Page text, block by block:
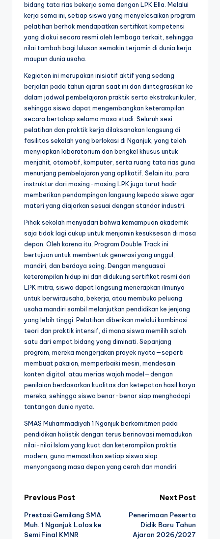
bidang tata rias bekerja sama dengan LPK Ella. Melalui
kerja sama ini, setiap siswa yang menyelesaikan program
pelatihan berhak mendapatkan sertifikat kompetensi
yang diakui secara resmi oleh lembaga terkait, sehingga
nilai tambah bagi lulusan semakin terjamin di dunia kerja
maupun dunia usaha.
Kegiatan ini merupakan inisiatif aktif yang sedang
berjalan pada tahun ajaran saat ini dan diintegrasikan ke
dalam jadwal pembelajaran praktik serta ekstrakurikuler,
sehingga siswa dapat mengembangkan keterampilan
secara bertahap selama masa studi. Seluruh sesi
pelatihan dan praktik kerja dilaksanakan langsung di
fasilitas sekolah yang berlokasi di Nganjuk, yang telah
menyiapkan laboratorium dan bengkel khusus untuk
menjahit, otomotif, komputer, serta ruang tata rias guna
menunjang pembelajaran yang aplikatif. Selain itu, para
instruktur dari masing-masing LPK juga turut hadir
memberikan pendampingan langsung kepada siswa agar
materi yang diajarkan sesuai dengan standar industri.
Pihak sekolah menyadari bahwa kemampuan akademik
saja tidak lagi cukup untuk menjamin kesuksesan di masa
depan. Oleh karena itu, Program Double Track ini
bertujuan untuk membentuk generasi yang unggul,
mandiri, dan berdaya saing. Dengan menguasai
keterampilan hidup ini dan didukung sertifikat resmi dari
LPK mitra, siswa dapat langsung menerapkan ilmunya
untuk berwirausaha, bekerja, atau membuka peluang
usaha mandiri sambil melanjutkan pendidikan ke jenjang
yang lebih tinggi. Pelatihan diberikan melalui kombinasi
teori dan praktik intensif, di mana siswa memilih salah
satu dari empat bidang yang diminati. Sepanjang
program, mereka mengerjakan proyek nyata—seperti
membuat pakaian, memperbaiki mesin, mendesain
konten digital, atau merias wajah model—dengan
penilaian berdasarkan kualitas dan ketepatan hasil karya
mereka, sehingga siswa benar-benar siap menghadapi
tantangan dunia nyata.
SMAS Muhammadiyah 1 Nganjuk berkomitmen pada
pendidikan holistik dengan terus berinovasi memadukan
nilai-nilai Islam yang kuat dan keterampilan praktis
modern, guna memastikan setiap siswa siap
menyongsong masa depan yang cerah dan mandiri.
Post
navigation
Previous Post
Prestasi Gemilang SMA
Muh. 1 Nganjuk Lolos ke
Semi Final KMNR
Next Post
Penerimaan Peserta
Didik Baru Tahun
Ajaran 2026/2027